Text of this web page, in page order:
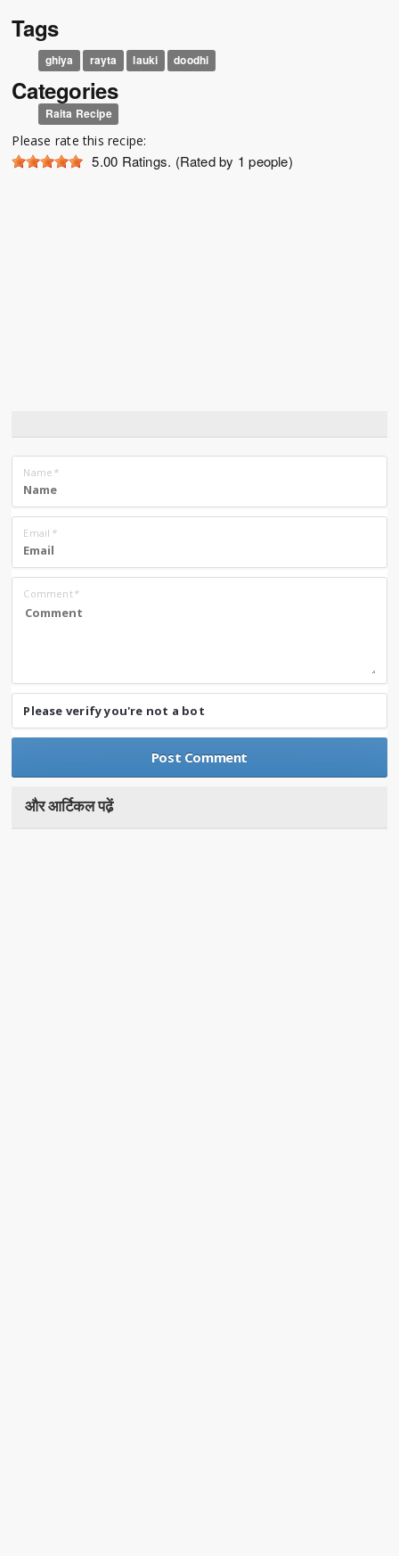
Tags
ghiya rayta lauki doodhi
Categories
Raita Recipe
Please rate this recipe:
5.00 Ratings. (Rated by 1 people)
Name *
Email *
Comment*
Please verify you're not a bot
और आर्टिकल पढे़ं